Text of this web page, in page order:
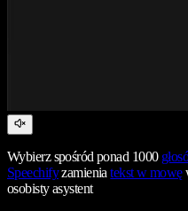
Wybierz spośród ponad 1000
Speechifyzamieniatekst w mowę
osobisty asystent